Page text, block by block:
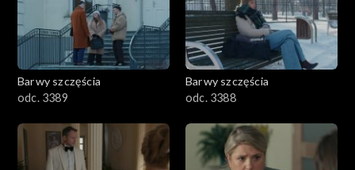
2801–2900
2701–2800
2501–2600
Barwy szczęścia
odc. 3389
Barwy szczęścia
odc. 3388